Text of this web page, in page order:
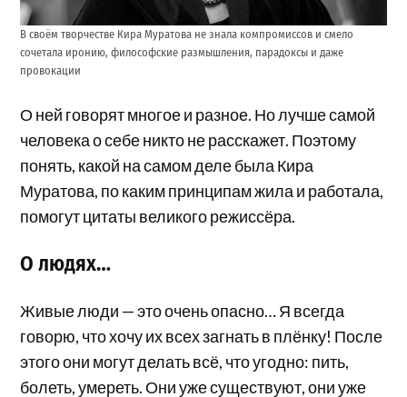
В своём творчестве Кира Муратова не знала компромиссов и смело
сочетала иронию, философские размышления, парадоксы и даже
провокации
О ней говорят многое и разное. Но лучше самой
человека о себе никто не расскажет. Поэтому
понять, какой на самом деле была Кира
Муратова, по каким принципам жила и работала,
помогут цитаты великого режиссёра.
О людях…
Живые люди — это очень опасно… Я всегда
говорю, что хочу их всех загнать в плёнку! После
этого они могут делать всё, что угодно: пить,
болеть, умереть. Они уже существуют, они уже